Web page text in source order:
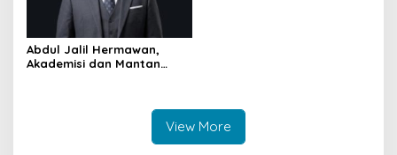
Abdul Jalil Hermawan,
Akademisi dan Mantan
View More